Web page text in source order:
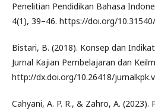
Penelitian Pendidikan Bahasa
4(1), 39–46. https://doi.org/
Bistari, B. (2018). Konsep dan
Jurnal Kajian Pembelajaran dan
http://dx.doi.org/10.26418/
Cahyani, A. P. R., & Zahro, A. (2023).